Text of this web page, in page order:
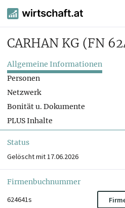
CARHAN KG (FN
Allgemeine Informationen
Personen
Netzwerk
Bonität u. Dokumente
PLUS Inhalte
Status
Gelöscht mit 17.06.2026
Firmenbuchnummer
624641s